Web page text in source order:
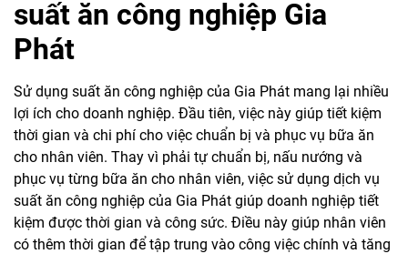
suất ăn công nghiệp Gia
Phát
Sử dụng suất ăn công nghiệp của Gia Phát mang lại nhiều
lợi ích cho doanh nghiệp. Đầu tiên, việc này giúp tiết kiệm
thời gian và chi phí cho việc chuẩn bị và phục vụ bữa ăn
cho nhân viên. Thay vì phải tự chuẩn bị, nấu nướng và
phục vụ từng bữa ăn cho nhân viên, việc sử dụng dịch vụ
suất ăn công nghiệp của Gia Phát giúp doanh nghiệp tiết
kiệm được thời gian và công sức. Điều này giúp nhân viên
có thêm thời gian để tập trung vào công việc chính và tăng